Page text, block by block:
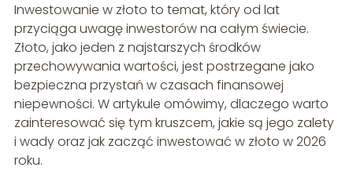
Inwestowanie w złoto to temat, który od lat
przyciąga uwagę inwestorów na całym świecie.
Złoto, jako jeden z najstarszych środków
przechowywania wartości, jest postrzegane jako
bezpieczna przystań w czasach finansowej
niepewności. W artykule omówimy, dlaczego warto
zainteresować się tym kruszcem, jakie są jego zalety
i wady oraz jak zacząć inwestować w złoto w 2026
roku.